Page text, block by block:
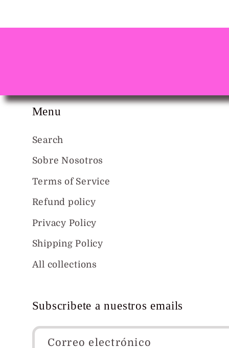
Menu
Search
Sobre Nosotros
Terms of Service
Refund policy
Privacy Policy
Shipping Policy
All collections
Subscribete a nuestros emails
Correo electrónico